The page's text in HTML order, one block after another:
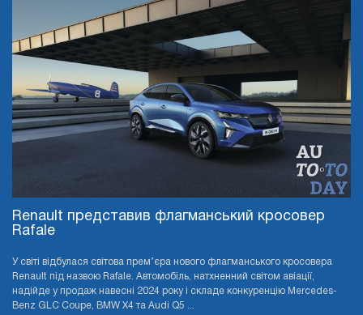
Renault представив флагманський кросовер
Rafale
У світі відбулася світова прем’єра нового флагманського кросовера
Renault під назвою Rafale. Автомобіль, натхненний світом авіації,
надійде у продаж навесні 2024 року і складе конкуренцію Mercedes-
Benz GLC Coupe, BMW X4 та Audi Q5 ...